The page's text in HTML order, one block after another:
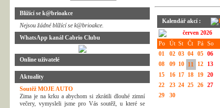
Blížící se k@brioakce
Nejsou žádné blížící se k@brioakce.
WhatsApp kanál Cabrio Clubu
Online uživatelé
Aktuality
Soutěž MOJE AUTO
Zima je na krku a abychom si zkrátili dlouhé zimní
večery, vymysleli jsme pro Vás soutěž, u které se
Kalendář akcí :
červen 2026
Po
Út St Čt Pá So
01
02 03 04 05 06
08
09 10 11 12
13
15
16 17 18 19 20
22
23 24 25 26 27
29
30